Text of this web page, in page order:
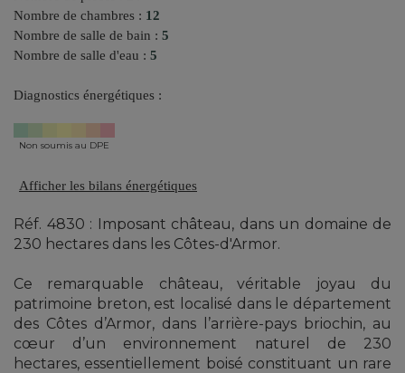
Nombre de chambres : 12
Nombre de salle de bain : 5
Nombre de salle d'eau : 5
Diagnostics énergétiques :
Non soumis au DPE
Afficher les bilans énergétiques
Réf. 4830 : Imposant château, dans un domaine de
230 hectares dans les Côtes-d'Armor.
Ce remarquable château, véritable joyau du
patrimoine breton, est localisé dans le département
des Côtes d’Armor, dans l’arrière-pays briochin, au
cœur d’un environnement naturel de 230
hectares, essentiellement boisé constituant un rare